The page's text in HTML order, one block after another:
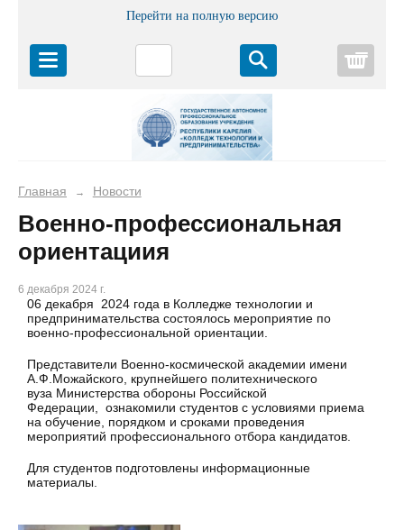
Перейти на полную версию
Главная → Новости
Военно-профессиональная
ориентациия
6 декабря 2024 г.
06 декабря 2024 года в Колледже технологии и
предпринимательства состоялось мероприятие по
военно-профессиональной ориентации.
Представители Военно-космической академии имени
А.Ф.Можайского, крупнейшего политехнического
вуза Министерства обороны Российской
Федерации, ознакомили студентов с условиями приема
на обучение, порядком и сроками проведения
мероприятий профессионального отбора кандидатов.
Для студентов подготовлены информационные
материалы.